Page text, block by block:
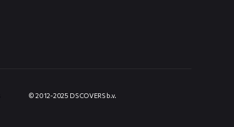
© 2012-2025 DS COVERS b.v.